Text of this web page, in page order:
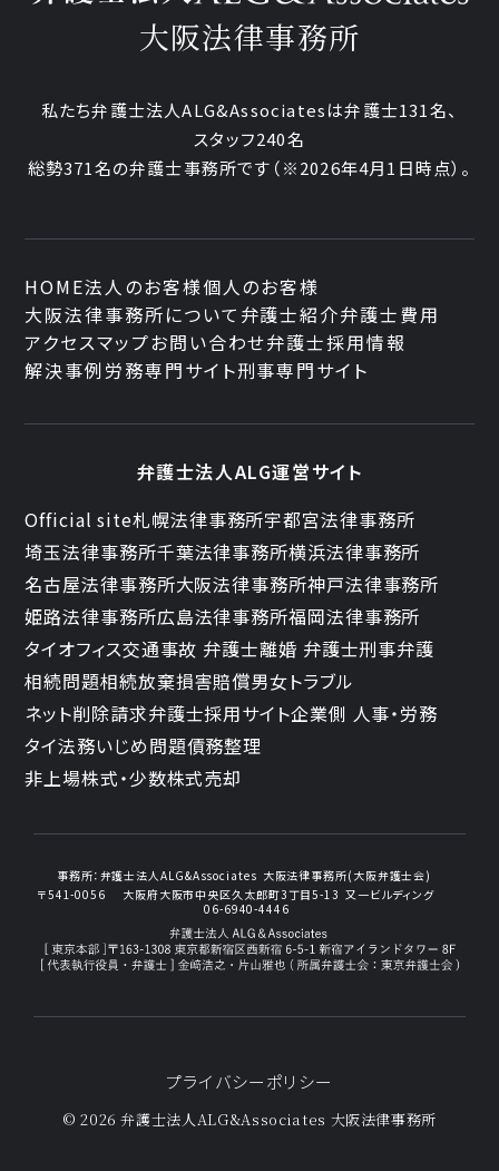
大阪法律事務所
私たち弁護士法人ALG&Associatesは弁護士131名、
スタッフ240名
総勢371名の弁護士事務所です （※2026年4月1日時点）。
HOME法人のお客様個人のお客様
大阪法律事務所について 弁護士紹介弁護士費用
アクセスマップお問い合わせ弁護士採用情報
解決事例労務専門サイト刑事専門サイト
弁護士法人ALG運営サイト
Official site札幌法律事務所宇都宮法律事務所
埼玉法律事務所千葉法律事務所横浜法律事務所
名古屋法律事務所大阪法律事務所神戸法律事務所
姫路法律事務所広島法律事務所福岡法律事務所
タイオフィス交通事故 弁護士離婚 弁護士刑事弁護
相続問題相続放棄損害賠償男女トラブル
ネット削除請求弁護士採用サイト企業側 人事・労務
タイ法務いじめ問題債務整理
非上場株式・少数株式売却
事務所： 弁護士法人ALG&Associates 大阪法律事務所(大阪弁護士会)
〒541-0056
大阪府大阪市中央区久太郎町3丁目5-13 又一ビルディング
06-6940-4446
プライバシーポリシー
© 2026 弁護士法人ALG&Associates 大阪法律事務所